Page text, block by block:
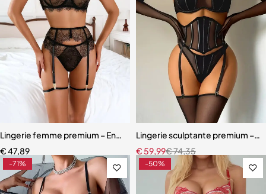
Lingerie femme premium – Ensemble romantique en dentelle fine
€47,89
Lingerie sculptante premium –
€74,35
€ 59,99
-71% -50%